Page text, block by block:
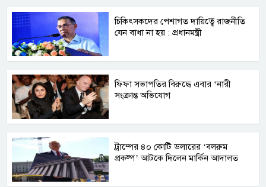
চিকিৎসকদের পেশাগত দায়িত্বে রাজনীতি
যেন বাধা না হয় : প্রধানমন্ত্রী
ফিফা সভাপতির বিরুদ্ধে এবার ‘নারী
সংক্রান্ত অভিযোগ
ট্রাম্পের ৪০ কোটি ডলারের ‘বলরুম
প্রকল্প’ আটকে দিলেন মার্কিন আদালত